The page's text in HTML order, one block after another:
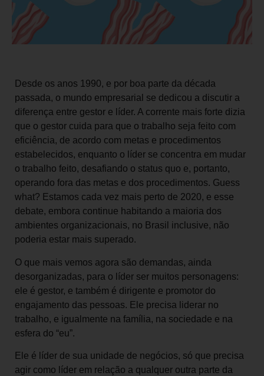
Desde os anos 1990, e por boa parte da década
passada, o mundo empresarial se dedicou a discutir a
diferença entre gestor e líder. A corrente mais forte dizia
que o gestor cuida para que o trabalho seja feito com
eficiência, de acordo com metas e procedimentos
estabelecidos, enquanto o líder se concentra em mudar
o trabalho feito, desafiando o status quo e, portanto,
operando fora das metas e dos procedimentos. Guess
what? Estamos cada vez mais perto de 2020, e esse
debate, embora continue habitando a maioria dos
ambientes organizacionais, no Brasil inclusive, não
poderia estar mais superado.
O que mais vemos agora são demandas, ainda
desorganizadas, para o líder ser muitos personagens:
ele é gestor, e também é dirigente e promotor do
engajamento das pessoas. Ele precisa liderar no
trabalho, e igualmente na família, na sociedade e na
esfera do “eu”.
Ele é líder de sua unidade de negócios, só que precisa
agir como líder em relação a qualquer outra parte da